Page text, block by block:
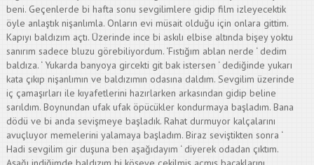
beni. Geçenlerde bi hafta sonu sevgilimlere gidip film izleyecektik
öyle anlaştık nişanlımla. Onların evi müsait olduğu için onlara gittim.
Kapıyı baldızım açtı. Üzerinde ince bi askılı elbise altında bişey yoktu
sanırım sadece bluzu görebiliyordum. ‘Fıstığım ablan nerde ‘ dedim
baldıza. ‘ Yukarda banyoya gircekti git bak istersen ‘ dediğinde yukarı
kata çıkıp nişanlımın ve baldızımın odasına daldım. Sevgilim üzerinde
iç çamaşırları ile kıyafetlerini hazırlarken arkasından gidip beline
sarıldım. Boynundan ufak ufak öpücükler kondurmaya başladım. Bana
dödü ve bi anda sevişmeye başladık. Rahat durmuyor kalçalarını
avuçluyor memelerini yalamaya başladım. Biraz seviştikten sonra ‘
Hadi sevgilim gir duşuna ben aşağıdayım ‘ diyerek odadan çıktım.